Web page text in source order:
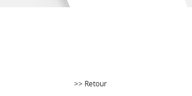
>> Retour